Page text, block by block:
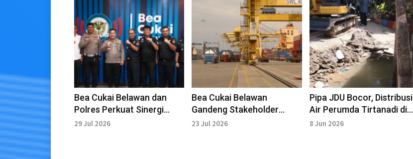
Bea Cukai Belawan dan
Polres Perkuat Sinergi
Pengamanan
29 Jul 2026
Bea Cukai Belawan
Gandeng Stakeholder
Tekan Dwelling Time
23 Jul 2026
Pipa JDU Bocor, Distribusi
Air Perumda Tirtanadi di
Medan Terganggu
8 Jun 2026